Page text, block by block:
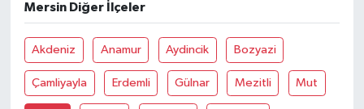
Mersin Diğer İlçeler
Akdeniz Anamur Aydincik Bozyazi
Çamliyayla Erdemli Gülnar Mezitli Mut